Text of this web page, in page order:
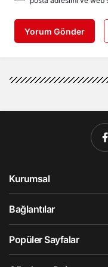
Yorum Gönder
Kurumsal
Bağlantılar
Popüler Sayfalar